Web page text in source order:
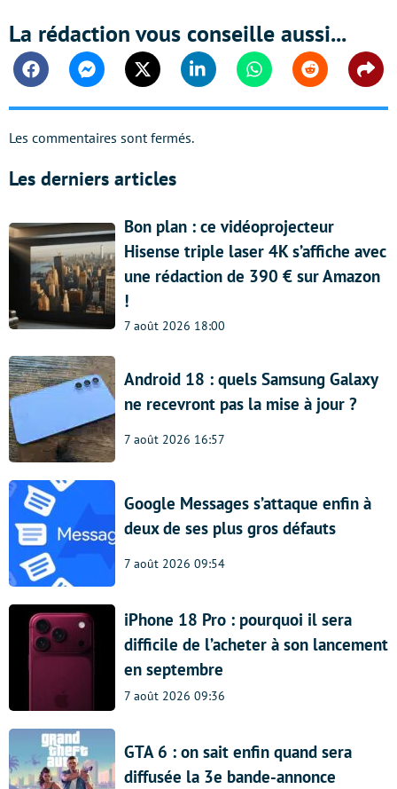
La rédaction vous conseille aussi...
FacebookMessengerTwitter Linkedin WhatsappReddit
Les commentaires sont fermés.
Les derniers articles
Bon plan : ce vidéoprojecteur
Hisense triple laser 4K s’affiche avec
une rédaction de 390 € sur Amazon
!
7 août 2026 18:00
Android 18 : quels Samsung Galaxy
ne recevront pas la mise à jour ?
7 août 2026 16:57
Google Messages s’attaque enfin à
deux de ses plus gros défauts
7 août 2026 09:54
iPhone 18 Pro : pourquoi il sera
difficile de l’acheter à son lancement
en septembre
7 août 2026 09:36
GTA 6 : on sait enfin quand sera
diffusée la 3e bande-annonce